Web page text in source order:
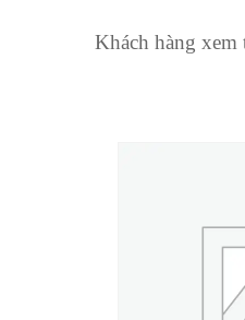
Khách hàng xem